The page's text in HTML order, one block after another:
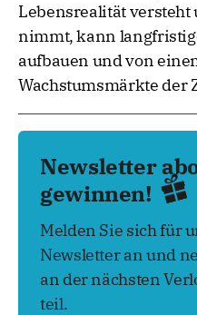
Lebensrealität
nimmt, kann
aufbauen und von
Wachstumsmärkte der
Newsletter
gewinnen!
Melden Sie sich für
Newsletter an und
an der nächsten
teil.